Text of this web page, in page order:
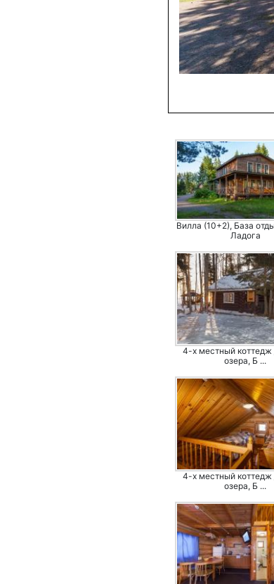
Вилла (10+2), База
Ладога
4-х местный коттедж
озера, Б ...
4-х местный коттедж
озера, Б ...